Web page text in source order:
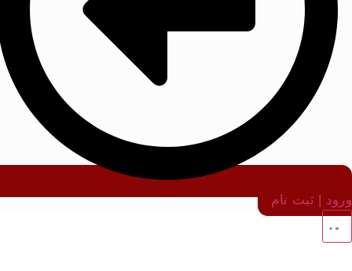
ورود | ثبت نام